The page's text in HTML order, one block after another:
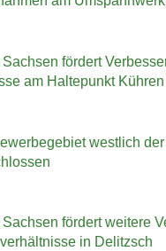
Sach­sen för­dert
am Hal­te­punkt Küh­ren
west­lich
Sach­sen för­dert wei­te­re
in De­litzsch